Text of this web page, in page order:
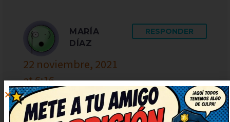
MARÍA
DÍAZ
22 noviembre, 2021
at 6:16
RESPONDER
¡Qué puntazo de chiste! Lo voy a